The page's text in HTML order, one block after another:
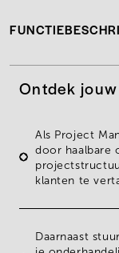
Ontdek
Als Project
door haalbare
klanten te
Daarnaast